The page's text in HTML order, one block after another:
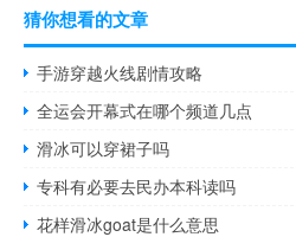
猜你想看的文章
手游穿越火线剧情攻略
全运会开幕式在哪个频道几点
滑冰可以穿裙子吗
专科有必要去民办本科读吗
花样滑冰goat是什么意思